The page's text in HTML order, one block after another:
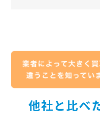
他社と比べ